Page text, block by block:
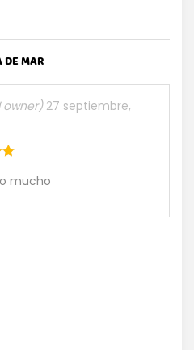
DE MAR
owner) 27 septiembre,
mucho